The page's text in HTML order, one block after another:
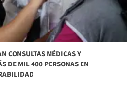
CONSULTAS MÉDICAS Y
DE MIL 400 PERSONAS EN